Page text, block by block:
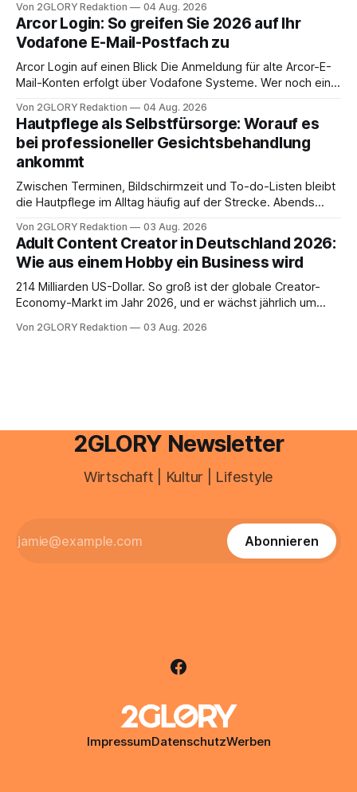
abwesenheiten und die gesamte kommunikation rund um
Ihr personal digital zu organisieren. In diesem Leitfaden
erfahren Sie alles, was Sie für einen reibungslosen Einstieg
brauchen, von der Registrierung
Von 2GLORY Redaktion 04 Aug. 2026
Arcor Login: So greifen Sie 2026 auf Ihr
Vodafone E-Mail-Postfach zu
Arcor Login auf einen Blick Die Anmeldung für alte Arcor-E-
Mail-Konten erfolgt über Vodafone Systeme. Wer noch eine
besitzt, loggt sich heute über das Vodafone E-Mail & Cloud
Portal ein. Der klassische Arcor Login über mail.
Von 2GLORY Redaktion 04 Aug. 2026
Hautpflege als Selbstfürsorge: Worauf es
bei professioneller Gesichtsbehandlung
ankommt
Zwischen Terminen, Bildschirmzeit und To-do-Listen bleibt
die Hautpflege im Alltag häufig auf der Strecke. Abends
Drogerie – mehr ist zeitlich oft nicht drin. Dabei reagiert die
Haut empfindlich auf Stress, Schlafmangel und
Umwelteinflüsse: Sie wirkt müde, spannt oder neigt zu
Unreinheiten. Professionelle
Von 2GLORY Redaktion 03 Aug. 2026
Adult Content Creator in Deutschland 2026:
Wie aus einem Hobby ein Business wird
214 Milliarden US-Dollar. So groß ist der globale Creator-
Economy-Markt im Jahr 2026, und er wächst jährlich um
ist längst ein ernstzunehmender Wirtschaftszweig. Weltweit
Von 2GLORY Redaktion 03 Aug. 2026
2GLORY Newsletter
Wirtschaft | Kultur | Lifestyle
Abonnieren
ImpressumDatenschutzWerben